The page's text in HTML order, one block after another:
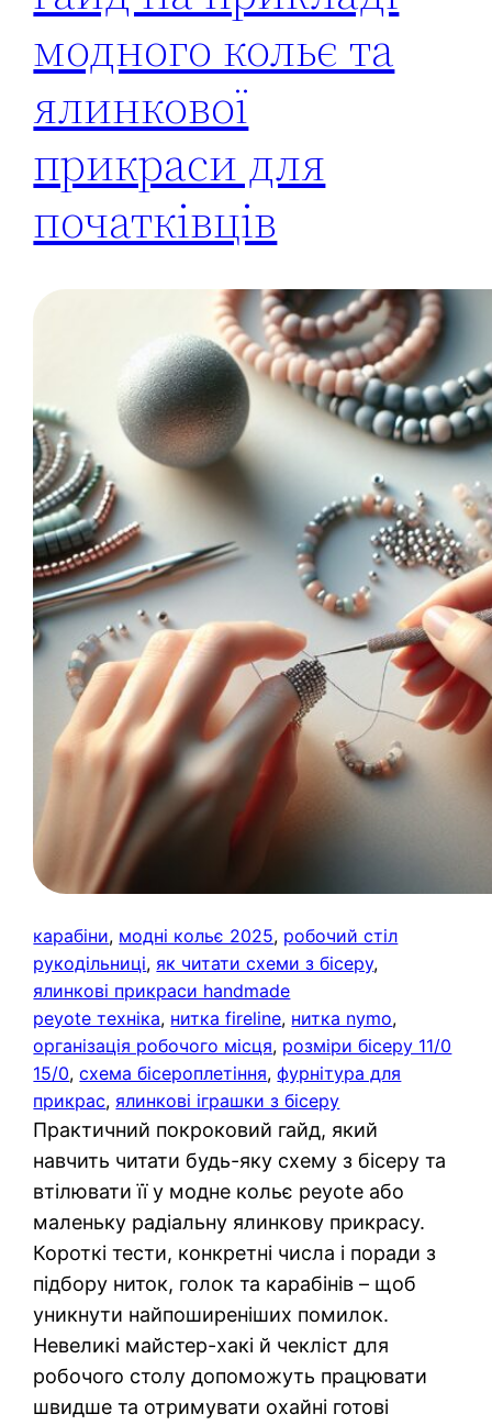
модного кольє та
ялинкової
прикраси для
початківців
карабіни, модні кольє 2025, робочий стіл
рукодільниці, як читати схеми з бісеру
ялинкові прикраси handmade
peyote техніка, нитка fireline, нитка nymo
організація робочого місця, розміри бісеру 11/0
15/0, схема бісероплетіння, фурнітура для
прикрас, ялинкові іграшки з бісеру
Практичний покроковий гайд, який
навчить читати будь-яку схему з бісеру та
втілювати її у модне кольє peyote або
маленьку радіальну ялинкову прикрасу.
Короткі тести, конкретні числа і поради з
підбору ниток, голок та карабінів – щоб
уникнути найпоширеніших помилок.
Невеликі майстер-хакі й чекліст для
робочого столу допоможуть працювати
швидше та отримувати охайні готові